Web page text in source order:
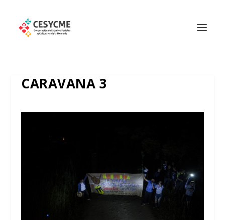
CARAVANA 3